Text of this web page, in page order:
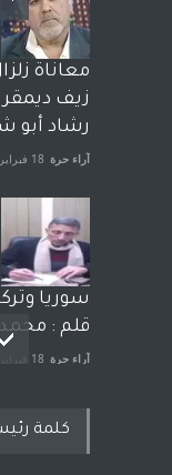
معاناة
زيف
رشاد أبو
آراء حرة 18 فبراير، 2023
سوريا
قلم : محمد
آراء حرة 18 فبراير، 2023
كلمة